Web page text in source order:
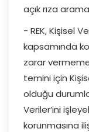
açık rıza
- REK, Kişisel
kapsamında
zarar
temini için
olduğu
Veriler’ini
korunmasına